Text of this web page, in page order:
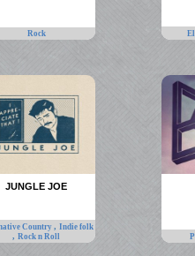
Rock
JUNGLE JOE
Country , Indie folk
,Rock n Roll